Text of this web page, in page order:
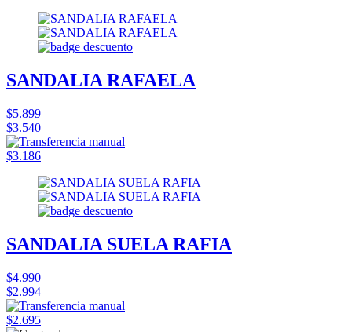
SANDALIA RAFAELA
$5.899
$3.540
$3.186
SANDALIA SUELA RAFIA
$4.990
$2.994
$2.695